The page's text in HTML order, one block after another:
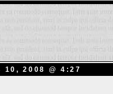
10, 2008 @ 4:27